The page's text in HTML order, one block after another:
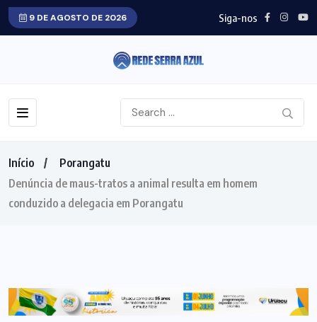
9 DE AGOSTO DE 2026 Siga-nos
Início
Porangatu
Denúncia de maus-tratos a animal resulta em homem
conduzido a delegacia em Porangatu
PORANGATU NORTE GOIANO POLICIAL